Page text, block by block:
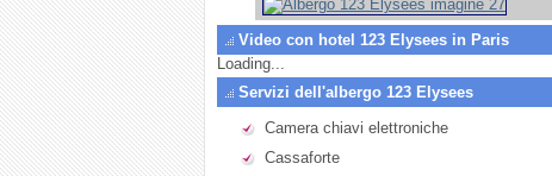
Video con hotel 123 Elysees in Paris
Loading...
Servizi dell'albergo 123 Elysees
Camera chiavi elettroniche
Cassaforte